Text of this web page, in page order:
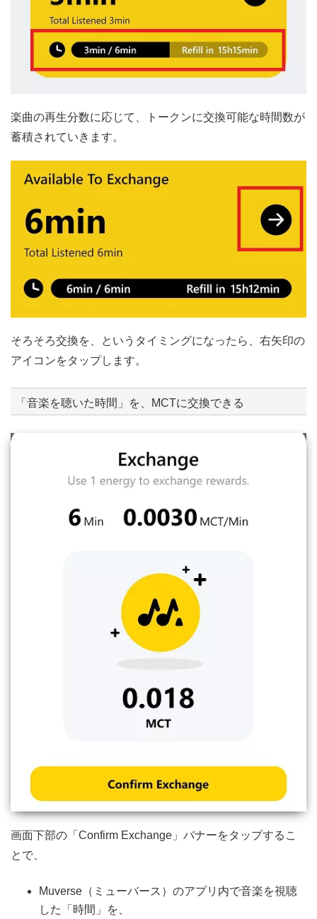
楽曲の再生分数に応じて、トークンに交換可能な時間数が
蓄積されていきます。
そろそろ交換を、というタイミングになったら、右矢印の
アイコンをタップします。
「音楽を聴いた時間」を、MCTに交換できる
画面下部の「Confirm Exchange」バナーをタップするこ
とで、
Muverse（ミューバース）のアプリ内で音楽を視聴
した「時間」を、